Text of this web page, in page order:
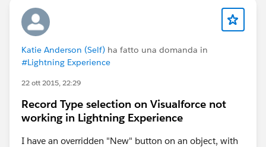
Katie Anderson (Self) ha fatto una domanda in
#Lightning Experience
22 ott 2015, 22:29
Record Type selection on Visualforce not
working in Lightning Experience
I have an overridden "New" button on an object, with